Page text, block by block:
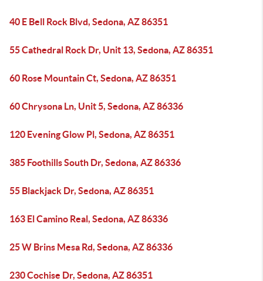
40 E Bell Rock Blvd, Sedona, AZ 86351
55 Cathedral Rock Dr, Unit 13, Sedona, AZ 86351
60 Rose Mountain Ct, Sedona, AZ 86351
60 Chrysona Ln, Unit 5, Sedona, AZ 86336
120 Evening Glow Pl, Sedona, AZ 86351
385 Foothills South Dr, Sedona, AZ 86336
55 Blackjack Dr, Sedona, AZ 86351
163 El Camino Real, Sedona, AZ 86336
25 W Brins Mesa Rd, Sedona, AZ 86336
230 Cochise Dr, Sedona, AZ 86351